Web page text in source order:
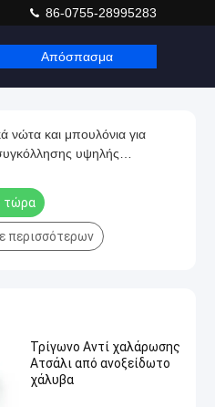
86-0755-28995283
Απόσπασμα
νώτα και μπουλόνια για
υψηλής
τώρα
περισσότερων
Τρίγωνο Αντί χαλάρωσης
Ατσάλι από ανοξείδωτο
χάλυβα